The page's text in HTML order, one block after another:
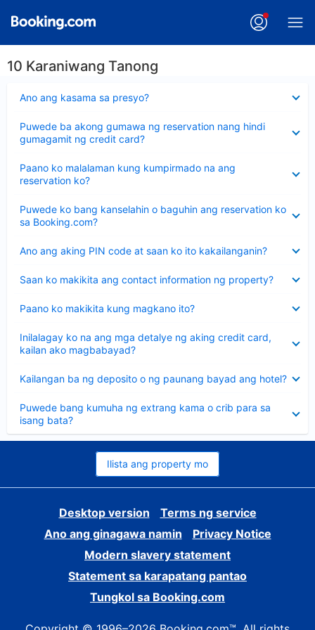
10 Karaniwang Tanong
Ano ang kasama sa presyo?
ang
Puwede ba akong gumawa ng reservation nang hindi
gumagamit ng credit card?
ang
sagot
Paano ko malalaman kung kumpirmado na ang
reservation ko?
ang
sagot
Puwede ko bang kanselahin o baguhin ang reservation ko
sa Booking.com?
ang
sagot
Ano ang aking PIN code at saan ko ito kakailanganin?
ang
Saan ko makikita ang contact information ng property?
ang
Paano ko makikita kung magkano ito?
ang
Inilalagay ko na ang mga detalye ng aking credit card,
kailan ako magbabayad?
ang
sagot
Kailangan ba ng deposito o ng paunang bayad ang hotel?
ang
Puwede bang kumuha ng extrang kama o crib para sa
isang bata?
ang
sagot
Ilista ang property mo
Desktop version
Terms ng service
Ano ang ginagawa namin
Privacy Notice
Modern slavery statement
Statement sa karapatang pantao
Tungkol sa Booking.com